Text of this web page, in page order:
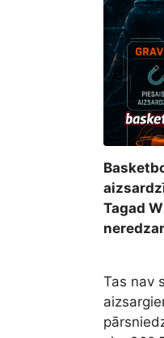
Tagad
Tas nav